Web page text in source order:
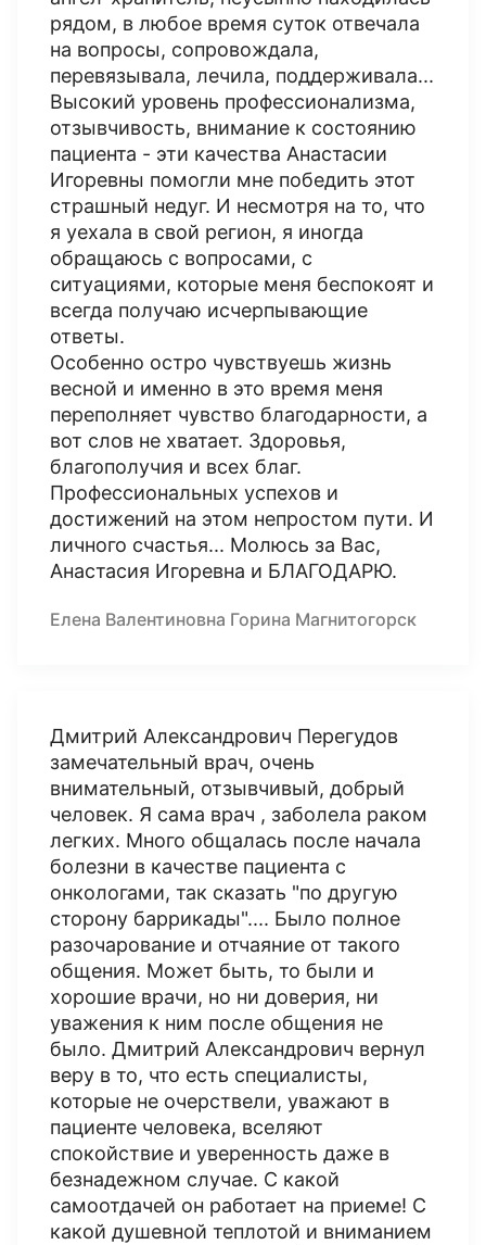
рядом, в любое время суток отвечала
на вопросы, сопровождала,
перевязывала, лечила, поддерживала...
Высокий уровень профессионализма,
отзывчивость, внимание к состоянию
пациента - эти качества Анастасии
Игоревны помогли мне победить этот
страшный недуг. И несмотря на то, что
я уехала в свой регион, я иногда
обращаюсь с вопросами, с
ситуациями, которые меня беспокоят и
всегда получаю исчерпывающие
ответы.
Особенно остро чувствуешь жизнь
весной и именно в это время меня
переполняет чувство благодарности, а
вот слов не хватает. Здоровья,
благополучия и всех благ.
Профессиональных успехов и
достижений на этом непростом пути. И
личного счастья... Молюсь за Вас,
Анастасия Игоревна и БЛАГОДАРЮ.
Елена Валентиновна Горина Магнитогорск
Дмитрий Александрович Перегудов
замечательный врач, очень
внимательный, отзывчивый, добрый
человек. Я сама врач , заболела раком
легких. Много общалась после начала
болезни в качестве пациента с
онкологами, так сказать "по другую
сторону баррикады".... Было полное
разочарование и отчаяние от такого
общения. Может быть, то были и
хорошие врачи, но ни доверия, ни
уважения к ним после общения не
было. Дмитрий Александрович вернул
веру в то, что есть специалисты,
которые не очерствели, уважают в
пациенте человека, вселяют
спокойствие и уверенность даже в
безнадежном случае. С какой
самоотдачей он работает на приеме! С
какой душевной теплотой и вниманием